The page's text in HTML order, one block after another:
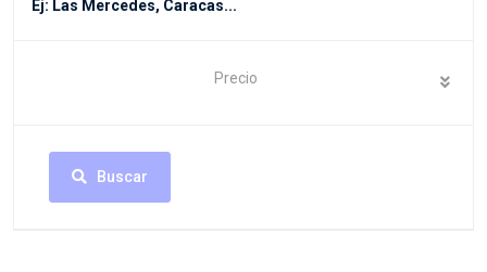
Precio
Buscar